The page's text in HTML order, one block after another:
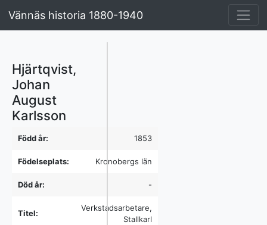
Vännäs historia 1880-1940
Hjärtqvist,
Johan
August
Karlsson
Född år: 1853
Födelseplats: Kronobergs län
Död år: -
Titel:
Verkstadsarbetare,
Stallkarl